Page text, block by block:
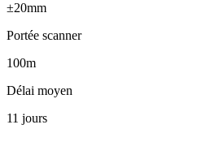
±20mm
Portée scanner
100m
Délai moyen
11 jours